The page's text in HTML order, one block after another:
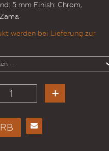
5 mm Finish: Chrom,
werden bei Lieferung zur